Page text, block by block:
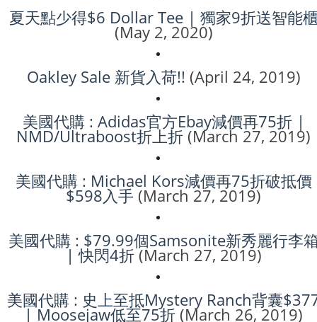
夏天點少得$6 Dollar Tee | 獨家9折送智能
(May 2, 2020)
Oakley Sale 新貨入荷!! (April 24, 2019)
美國代購 : Adidas官方Ebay減價再75折 |
NMD/Ultraboost折上折 (March 27, 2019)
美國代購 : Michael Kors減價再75折破抵價
$598入手 (March 27, 2019)
美國代購 : $79.99個Samsonite新秀麗行李
| 快閃4折(March 27, 2019)
美國代購 : 史上至抵Mystery Ranch背囊
| Moosejaw低至75折 (March 26, 2019)